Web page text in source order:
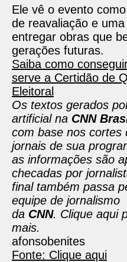
Ele vê o evento
de reavaliação e
entregar obras que
gerações futuras.
Saiba como
serve a Certidão de
Eleitoral
Os textos gerados
artificial na CNN
com base nos cortes
jornais de sua
as informações são
checadas por
final também passa
equipe de jornalismo
da CNN. Clique aqui
mais.
afonsobenites
Fonte: Clique aqui